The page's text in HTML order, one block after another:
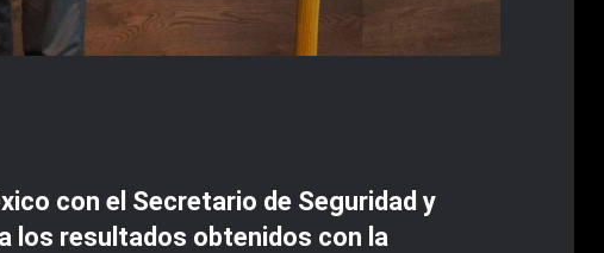
con el Secretario de Seguridad y
los resultados obtenidos con la